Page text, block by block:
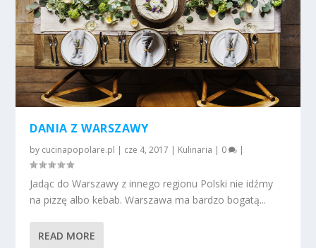
DANIA Z WARSZAWY
by cucinapopolare.pl | cze 4, 2017 | Kulinaria | 0 |
Jadąc do Warszawy z innego regionu Polski nie idźmy
na pizzę albo kebab. Warszawa ma bardzo bogatą...
READ MORE